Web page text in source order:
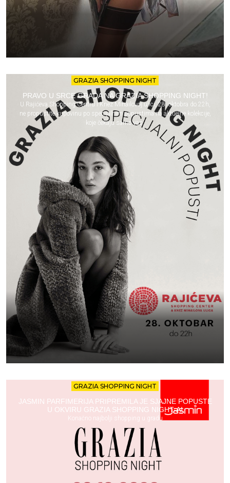
GRAZIA SHOPPING NIGHT
PRAVO U SRCE GRADA NA GRAZIA SHOPPING NIGHT!
U Rajićeva Shopping Centru i Knez Mihailovoj ulici, 28. oktobra do 22h,
ne propustite kupovinu po specijalnim popustima na aktuelne kolekcije,
koje čekaju samo vas.
GRAZIA SHOPPING NIGHT
JASMIN PARFIMERIJA PRIPREMILA JE SJAJNE POPUSTE
U OKVIRU GRAZIA SHOPPING NIGHT-A!
Konačno najbolji shopping u gradu